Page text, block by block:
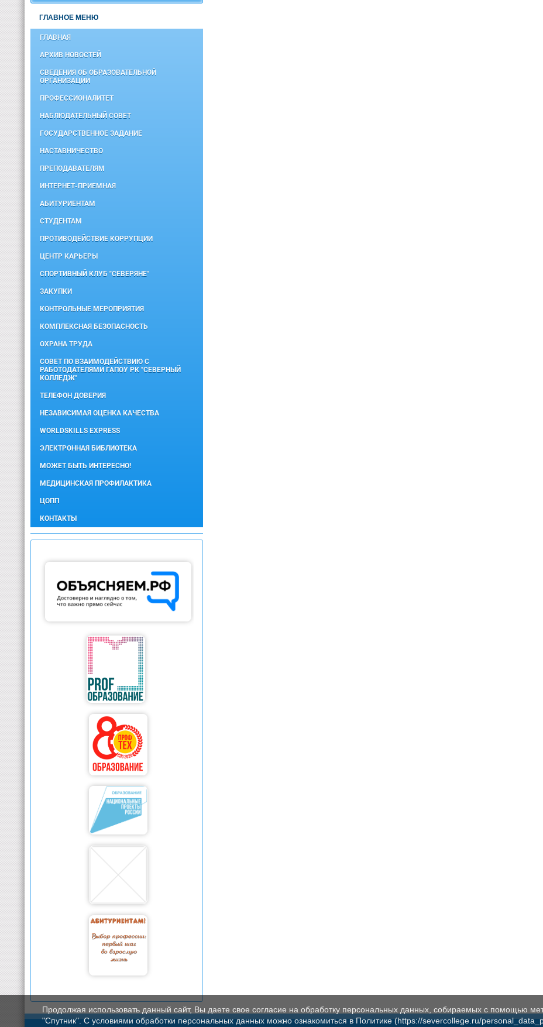
ГЛАВНОЕ МЕНЮ
ГЛАВНАЯ
АРХИВ НОВОСТЕЙ
СВЕДЕНИЯ ОБ ОБРАЗОВАТЕЛЬНОЙ
ОРГАНИЗАЦИИ
ПРОФЕССИОНАЛИТЕТ
НАБЛЮДАТЕЛЬНЫЙ СОВЕТ
ГОСУДАРСТВЕННОЕ ЗАДАНИЕ
НАСТАВНИЧЕСТВО
ПРЕПОДАВАТЕЛЯМ
ИНТЕРНЕТ-ПРИЕМНАЯ
АБИТУРИЕНТАМ
СТУДЕНТАМ
ПРОТИВОДЕЙСТВИЕ КОРРУПЦИИ
ЦЕНТР КАРЬЕРЫ
СПОРТИВНЫЙ КЛУБ "СЕВЕРЯНЕ"
ЗАКУПКИ
КОНТРОЛЬНЫЕ МЕРОПРИЯТИЯ
КОМПЛЕКСНАЯ БЕЗОПАСНОСТЬ
ОХРАНА ТРУДА
СОВЕТ ПО ВЗАИМОДЕЙСТВИЮ С
РАБОТОДАТЕЛЯМИ ГАПОУ РК "СЕВЕРНЫЙ
КОЛЛЕДЖ"
ТЕЛЕФОН ДОВЕРИЯ
НЕЗАВИСИМАЯ ОЦЕНКА КАЧЕСТВА
WORLDSKILLS EXPRESS
ЭЛЕКТРОННАЯ БИБЛИОТЕКА
МОЖЕТ БЫТЬ ИНТЕРЕСНО!
МЕДИЦИНСКАЯ ПРОФИЛАКТИКА
ЦОПП
КОНТАКТЫ
Продолжая использовать данный сайт, Вы даете свое согласие на обработку персональных данных, собираемых с помощью
"Спутник". С условиями обработки персональных данных можно ознакомиться в Политике (https://severcollege.ru/